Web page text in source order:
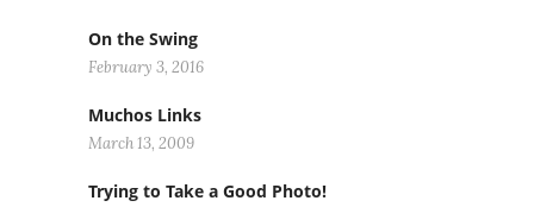
On the Swing
February 3, 2016
Muchos Links
March 13, 2009
Trying to Take a Good Photo!